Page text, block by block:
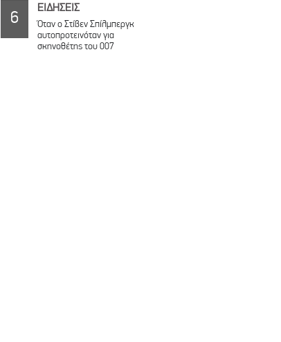
6 ΕΙΔΗΣΕΙΣ
Όταν ο Στίβεν Σπίλμπεργκ
αυτοπροτεινόταν για
σκηνοθέτης του 007